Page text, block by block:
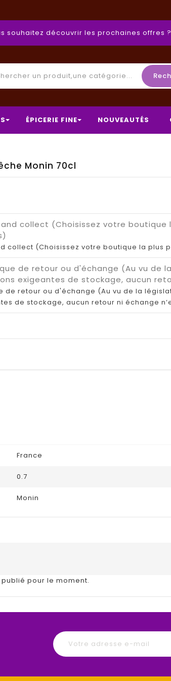
souhaitez découvrir les prochaines offres
ÉPICERIE FINE NOUVEAUTÉS
Monin 70cl
collect (Choisissez votre boutique la plus
de retour ou d'échange (Au vu de la
de stockage, aucun retour ni échange
France
0.7
Monin
pour le moment.